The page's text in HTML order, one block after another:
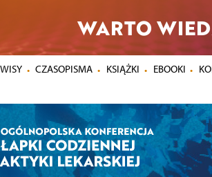
WARTO
CZASOPISMA KSIĄŻKI EBOOKI